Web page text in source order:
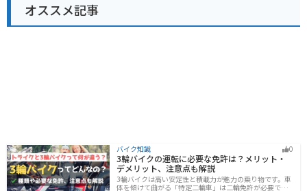
オススメ記事
バイク知識 0
3輪バイクの運転に必要な免許は？メリット・
デメリット、注意点も解説
3輪バイクは高い安定性と積載力が魅力の乗り物です。車
体を傾けて曲がる「特定二輪車」は二輪免許が必要です